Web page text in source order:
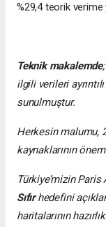
%29,4 teorik verime
Teknik makalemde;
ilgili verileri
sunulmuştur.
Herkesin malumu,
kaynaklarının
Türkiye’mizin Paris
Sıfırhedefini
haritalarının